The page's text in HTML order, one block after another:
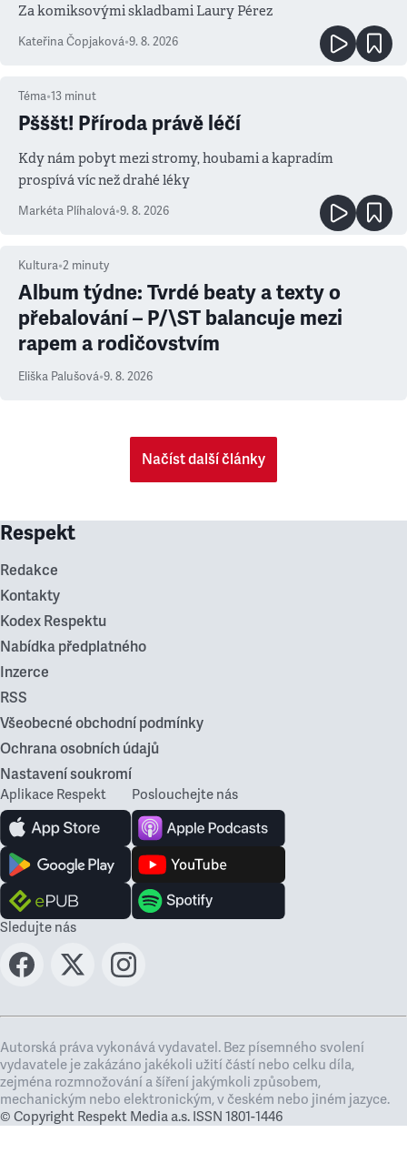
Za komiksovými skladbami Laury Pérez
Kateřina Čopjaková•9. 8. 2026
Téma•13 minut
Pšššt! Příroda právě léčí
Kdy nám pobyt mezi stromy, houbami a kapradím
prospívá víc než drahé léky
Markéta Plíhalová•9. 8. 2026
Kultura•2 minuty
Album týdne: Tvrdé beaty a texty o
přebalování – P/\ST balancuje mezi
rapem a rodičovstvím
Eliška Palušová•9. 8. 2026
Načíst další články
Respekt
Redakce
Kontakty
Kodex Respektu
Nabídka předplatného
Inzerce
RSS
Všeobecné obchodní podmínky
Ochrana osobních údajů
Nastavení soukromí
Aplikace Respekt Poslouchejte nás
Sledujte nás
Autorská práva vykonává vydavatel. Bez písemného svolení
vydavatele je zakázáno jakékoli užití částí nebo celku díla,
zejména rozmnožování a šíření jakýmkoli způsobem,
mechanickým nebo elektronickým, v českém nebo jiném jazyce.
© Copyright Respekt Media a.s. ISSN 1801-1446